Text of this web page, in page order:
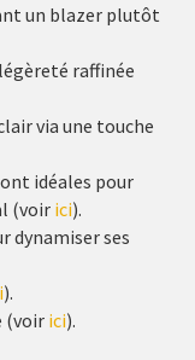
un blazer plutôt
raffinée
via une touche
idéales pour
(voir ici).
dynamiser ses
).
(voir ici).